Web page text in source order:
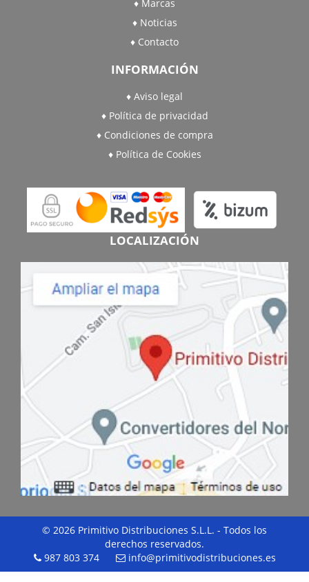
Marcas
Noticias
Contacto
INFORMACIÓN
Aviso legal
Política de privacidad
Condiciones de compra
Política de Cookies
LOCALIZACIÓN
© 2026 Primitivo Distribuciones S.L.L. - Todos los
derechos reservados.
987 803 374
info@primitivodistribuciones.es